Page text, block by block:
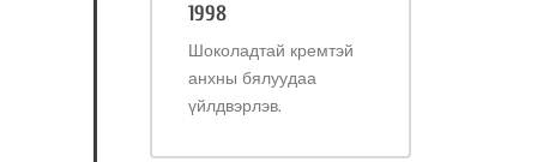
1998
Шоколадтай кремтэй
анхны бялуудаа
үйлдвэрлэв.